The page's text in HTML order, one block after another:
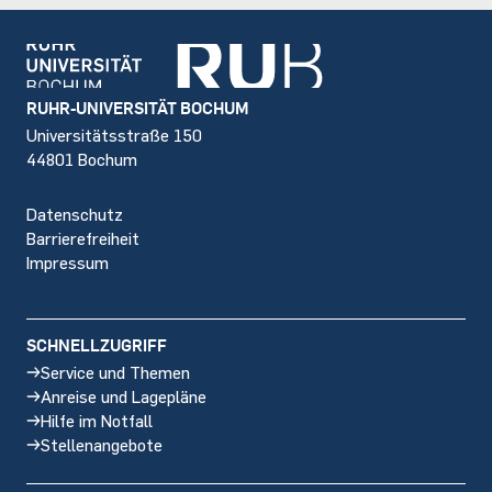
Footer
RUHR-UNIVERSITÄT BOCHUM
Universitätsstraße 150
44801 Bochum
Datenschutz
Barrierefreiheit
Impressum
SCHNELLZUGRIFF
Service und Themen
Anreise und Lagepläne
Hilfe im Notfall
Stellenangebote